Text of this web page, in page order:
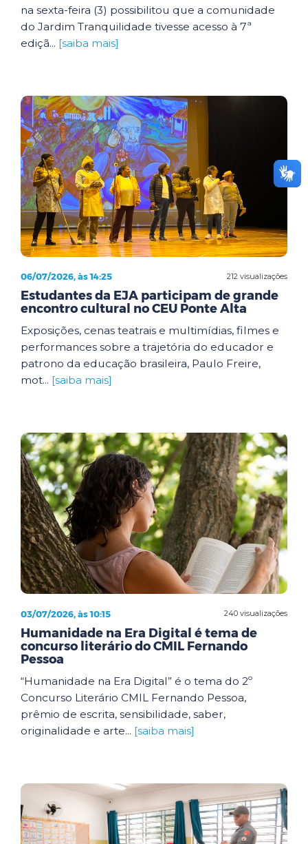
na sexta-feira (3) possibilitou que a comunidade
do Jardim Tranquilidade tivesse acesso à 7ª
ediçã... [saiba mais]
212 visualizações
06/07/2026, às 14:25
Estudantes da EJA participam de grande
encontro cultural no CEU Ponte Alta
Exposições, cenas teatrais e multimídias, filmes e
performances sobre a trajetória do educador e
patrono da educação brasileira, Paulo Freire,
mot... [saiba mais]
240 visualizações
03/07/2026, às 10:15
Humanidade na Era Digital é tema de
concurso literário do CMIL Fernando
Pessoa
“Humanidade na Era Digital” é o tema do 2º
Concurso Literário CMIL Fernando Pessoa,
prêmio de escrita, sensibilidade, saber,
originalidade e arte... [saiba mais]